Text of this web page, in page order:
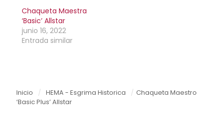
Chaqueta Maestra
‘Basic’ Allstar
junio 16, 2022
Entrada similar
Inicio / HEMA - Esgrima Historica / Chaqueta Maestro
‘Basic Plus’ Allstar